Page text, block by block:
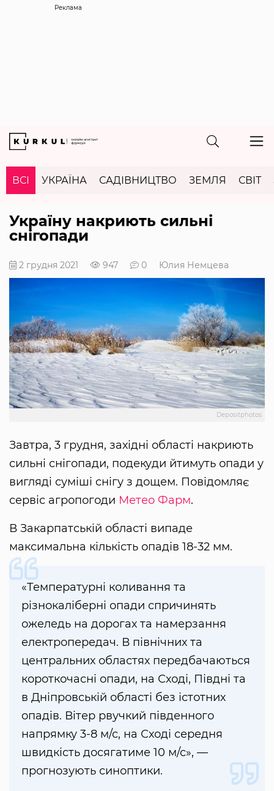
Реклама
ВСІ УКРАЇНА САДІВНИЦТВО ЗЕМЛЯ СВІТ
Україну накриють сильні
снігопади
2 грудня 2021 947 0 Юлия Немцева
Depositphotos
Завтра, 3 грудня, західні області накриють
сильні снігопади, подекуди йтимуть опади у
вигляді суміші снігу з дощем. Повідомляє
сервіс агропогоди Метео Фарм.
В Закарпатській області випаде
максимальна кількість опадів 18-32 мм.
«Температурні коливання та
різнокаліберні опади спричинять
ожеледь на дорогах та намерзання
електропередач. В північних та
центральних областях передбачаються
короткочасні опади, на Сході, Півдні та
в Дніпровській області без істотних
опадів. Вітер рвучкий південного
напрямку 3-8 м/с, на Сході середня
швидкість досягатиме 10 м/с», —
прогнозують синоптики.